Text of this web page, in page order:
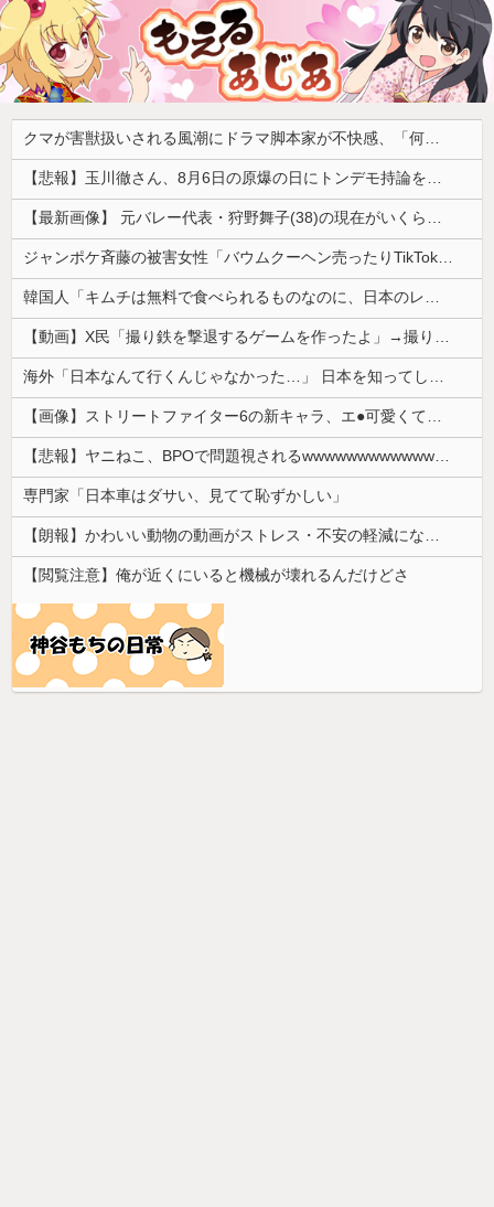
クマが害獣扱いされる風潮にドラマ脚本家が不快感、「何度もクマに会ったことがあるけど全然怖くなかった」と主張しており……
【悲報】玉川徹さん、8月6日の原爆の日にトンデモ持論を展開し物議… → ネット「それ、今日言うことなのか…？」ｗｗｗｗｗｗｗｗｗｗｗｗｗ
【最新画像】 元バレー代表・狩野舞子(38)の現在がいくらなんでも即ハボすぎる！
ジャンポケ斉藤の被害女性「バウムクーヘン売ったりTikTokライブしててムカついたから示談しなかった」
韓国人「キムチは無料で食べられるものなのに、日本のレストランで注文したら何とお金を取ろうとしてきたんです」
【動画】X民「撮り鉄を撃退するゲームを作ったよ」→撮り鉄「！？！！？？」ｼｭﾎﾟﾎﾟﾎﾟﾎﾟ
海外「日本なんて行くんじゃなかった…」 日本を知ってしまったディズニー信者、帰国後『本家』に失望する事態に
【画像】ストリートファイター6の新キャラ、エ●可愛くてメロメロになるプレイヤーが続出ｗｗｗｗｗ
【悲報】ヤニねこ、BPOで問題視されるwwwwwwwwwwwwwwwwwwwwwwww
専門家「日本車はダサい、見てて恥ずかしい」
【朗報】かわいい動物の動画がストレス・不安の軽減になる可能性。英大学の研究で実証
【閲覧注意】俺が近くにいると機械が壊れるんだけどさ